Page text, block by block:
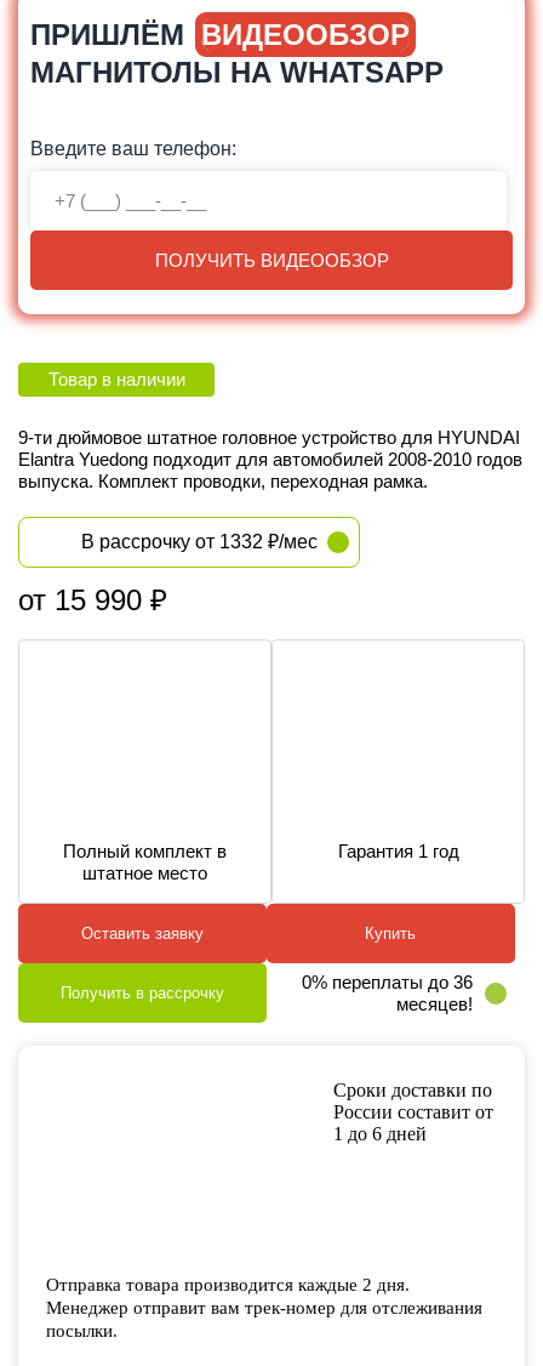
ПРИШЛЁМ ВИДЕООБЗОР
МАГНИТОЛЫ НА WHATSAPP
Введите ваш телефон:
ПОЛУЧИТЬ ВИДЕООБЗОР
Товар в наличии
9-ти дюймовое штатное головное устройство для HYUNDAI
Elantra Yuedong подходит для автомобилей 2008-2010 годов
выпуска. Комплект проводки, переходная рамка.
В рассрочку от 1332 ₽/мес
от 15 990 ₽
Полный комплект в
штатное место
Гарантия 1 год
Оставить заявку Купить
Получить в рассрочку
0% переплаты до 36
месяцев!
Сроки доставки по
России составит от
1 до 6 дней
Отправка товара производится каждые 2 дня.
Менеджер отправит вам трек-номер для отслеживания
посылки.